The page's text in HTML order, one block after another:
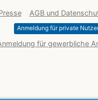
AGB und
Anmeldung für private
für gewerbliche